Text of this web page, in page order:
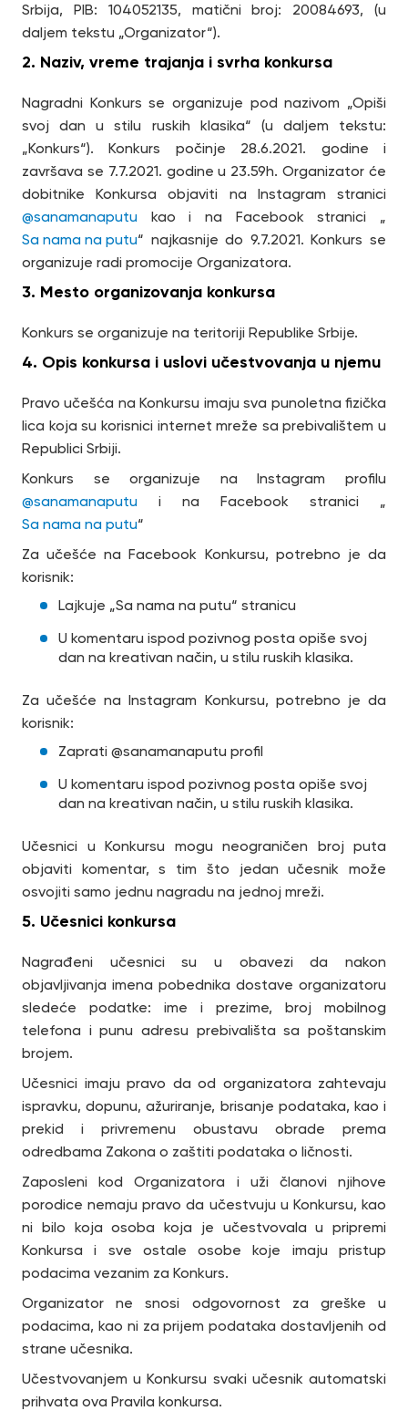
Srbija, PIB: 104052135, matični broj: 20084693, (u
daljem tekstu „Organizator“).
2. Naziv, vreme trajanja i svrha konkursa
Nagradni Konkurs se organizuje pod nazivom „Opiši
svoj dan u stilu ruskih klasika“ (u daljem tekstu:
„Konkurs“). Konkurs počinje 28.6.2021. godine i
završava se 7.7.2021. godine u 23.59h. Organizator će
dobitnike Konkursa objaviti na Instagram stranici
@sanamanaputu kao i na Facebook stranici „
Sa nama na putu“ najkasnije do 9.7.2021. Konkurs se
organizuje radi promocije Organizatora.
3. Mesto organizovanja konkursa
Konkurs se organizuje na teritoriji Republike Srbije.
4. Opis konkursa i uslovi učestvovanja u njemu
Pravo učešća na Konkursu imaju sva punoletna fizička
lica koja su korisnici internet mreže sa prebivalištem u
Republici Srbiji.
Konkurs se organizuje na Instagram profilu
@sanamanaputu i na Facebook stranici „
Sa nama na putu“
Za učešće na Facebook Konkursu, potrebno je da
korisnik:
Lajkuje „Sa nama na putu“ stranicu
U komentaru ispod pozivnog posta opiše svoj
dan na kreativan način, u stilu ruskih klasika.
Za učešće na Instagram Konkursu, potrebno je da
korisnik:
Zaprati @sanamanaputu profil
U komentaru ispod pozivnog posta opiše svoj
dan na kreativan način, u stilu ruskih klasika.
Učesnici u Konkursu mogu neograničen broj puta
objaviti komentar, s tim što jedan učesnik može
osvojiti samo jednu nagradu na jednoj mreži.
5. Učesnici konkursa
Nagrađeni učesnici su u obavezi da nakon
objavljivanja imena pobednika dostave organizatoru
sledeće podatke: ime i prezime, broj mobilnog
telefona i punu adresu prebivališta sa poštanskim
brojem.
Učesnici imaju pravo da od organizatora zahtevaju
ispravku, dopunu, ažuriranje, brisanje podataka, kao i
prekid i privremenu obustavu obrade prema
odredbama Zakona o zaštiti podataka o ličnosti.
Zaposleni kod Organizatora i uži članovi njihove
porodice nemaju pravo da učestvuju u Konkursu, kao
ni bilo koja osoba koja je učestvovala u pripremi
Konkursa i sve ostale osobe koje imaju pristup
podacima vezanim za Konkurs.
Organizator ne snosi odgovornost za greške u
podacima, kao ni za prijem podataka dostavljenih od
strane učesnika.
Učestvovanjem u Konkursu svaki učesnik automatski
prihvata ova Pravila konkursa.